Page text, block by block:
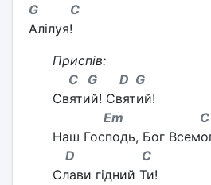
G C
Алілуя!
Приспів:
C G D G
Cвятий! Святий!
Em C
Наш Господь, Бог
D C
Слави гідний Ти!